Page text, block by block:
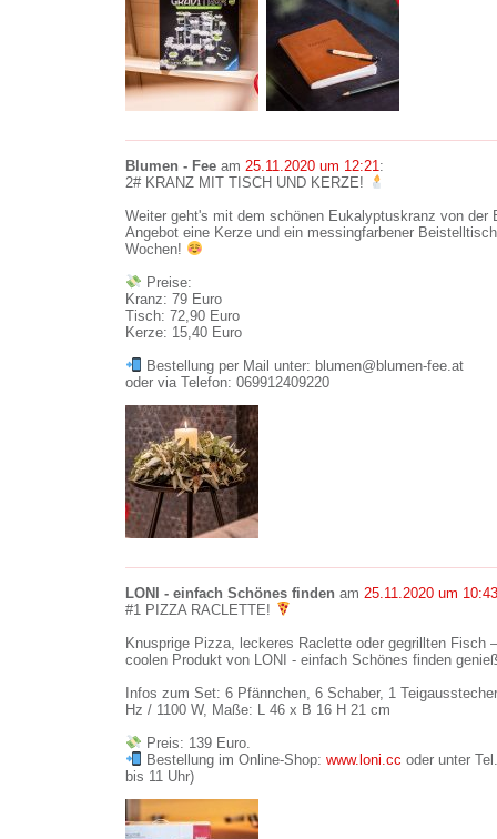
Blumen - Fee am 25.11.2020 um 12:21:
2# KRANZ MIT TISCH UND KERZE!
Weiter geht's mit dem schönen Eukalyptuskranz von der
Angebot eine Kerze und ein messingfarbener
Wochen!
Preise:
Kranz: 79 Euro
Tisch: 72,90 Euro
Kerze: 15,40 Euro
Bestellung per Mail unter: blumen@blumen-fee.at
oder via Telefon: 069912409220
LONI - einfach Schönes finden am 25.11.2020 um 10:43
#1 PIZZA RACLETTE!
Knusprige Pizza, leckeres Raclette oder gegrillten Fisch
coolen Produkt von LONI - einfach Schönes finden
Infos zum Set: 6 Pfännchen, 6 Schaber, 1
Hz / 1100 W, Maße: L 46 x B 16 H 21 cm
Preis: 139 Euro.
Bestellung im Online-Shop: www.loni.cc oder unter
bis 11 Uhr)